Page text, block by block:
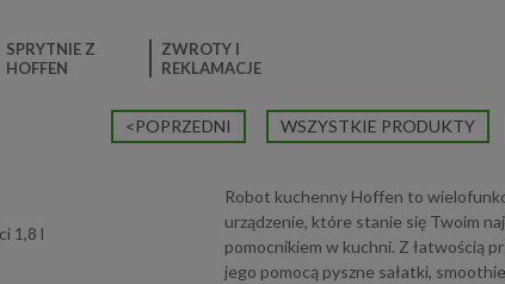
SPRYTNIE Z
HOFFEN
ZWROTY I
REKLAMACJE
<POPRZEDNI WSZYSTKIE PRODUKTY
1,8 l
Robot kuchenny Hoffen to
urządzenie, które stanie się Twoim
pomocnikiem w kuchni. Z łatwością
jego pomocą pyszne sałatki,